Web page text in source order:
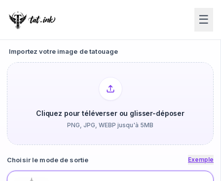
☰
Importez votre image de tatouage
Cliquez pour téléverser ou glisser-déposer
PNG, JPG, WEBP jusqu'à 5MB
Choisir le mode de sortie Exemple